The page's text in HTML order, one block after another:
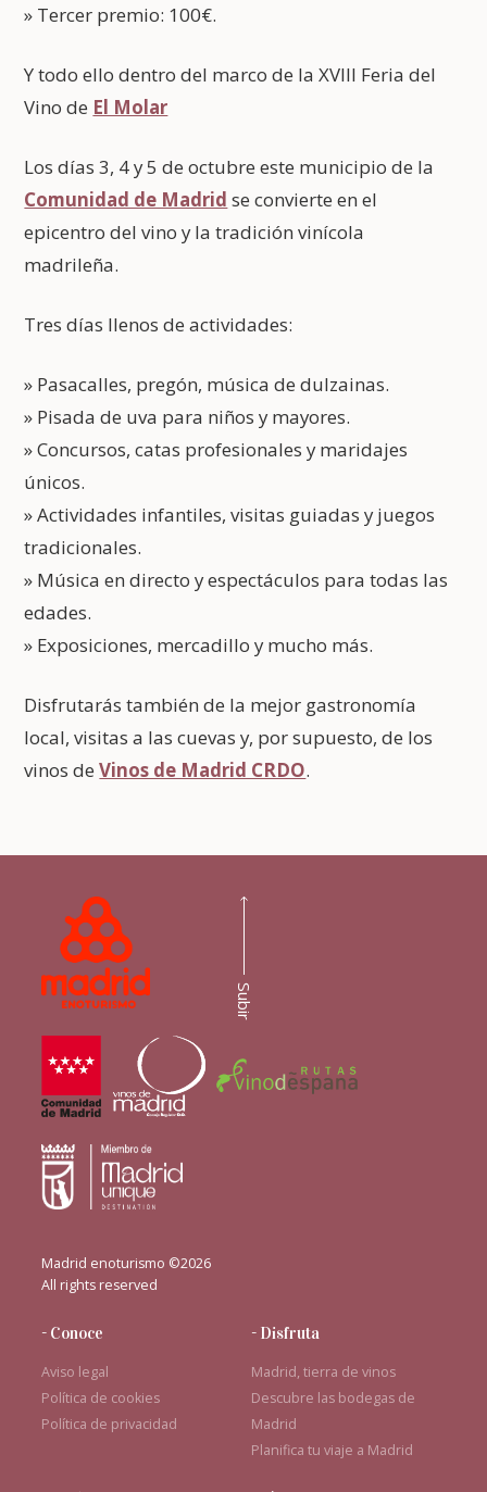
» Tercer premio: 100€.
Y todo ello dentro del marco de la XVIII Feria del
Vino de El Molar
Los días 3, 4 y 5 de octubre este municipio de la
Comunidad de Madrid se convierte en el
epicentro del vino y la tradición vinícola
madrileña.
Tres días llenos de actividades:
» Pasacalles, pregón, música de dulzainas.
» Pisada de uva para niños y mayores.
» Concursos, catas profesionales y maridajes
únicos.
» Actividades infantiles, visitas guiadas y juegos
tradicionales.
» Música en directo y espectáculos para todas las
edades.
» Exposiciones, mercadillo y mucho más.
Disfrutarás también de la mejor gastronomía
local, visitas a las cuevas y, por supuesto, de los
vinos deVinos de Madrid CRDO.
Madrid enoturismo ©2026
All rights reserved
- Conoce
Aviso legal
Política de cookies
Política de privacidad
- Disfruta
Madrid, tierra de vinos
Descubre las bodegas de
Madrid
Planifica tu viaje a Madrid
Subir